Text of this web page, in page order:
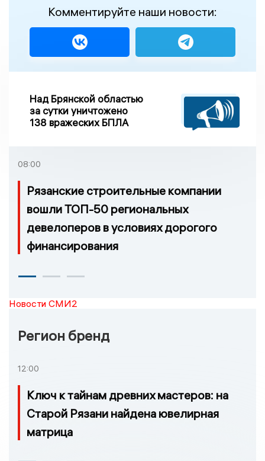
Комментируйте наши новости:
Над Брянской областью
за сутки уничтожено
138 вражеских БПЛА
08:00
Рязанские строительные компании
вошли ТОП-50 региональных
девелоперов в условиях дорогого
финансирования
Новости СМИ2
Регион бренд
12:00
Ключ к тайнам древних мастеров: на
Старой Рязани найдена ювелирная
матрица